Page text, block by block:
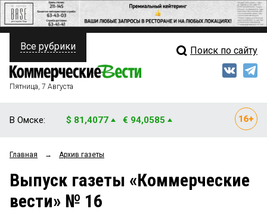
ПОЛИТИКА
ФИНАНСЫ
ОБЩЕСТВО
ЗАКОН
Свежий выпуск
Рейтинги
Все рубрики Поиск по сайту
Пятница, 7 Августа
В Омске: $ 81,4077 € 94,0585
Главная → Архив газеты
Выпуск газеты «Коммерческие
вести» № 16